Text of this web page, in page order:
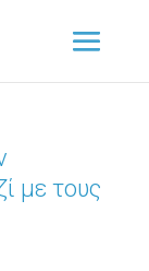
με τους